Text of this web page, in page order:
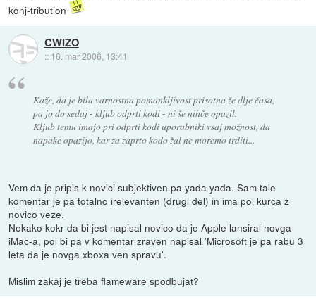
konj-tribution
CWIZO
:: 16. mar 2006, 13:41
Kaže, da je bila varnostna pomankljivost prisotna že dlje časa,
pa jo do sedaj - kljub odprti kodi - ni še nihče opazil.
Kljub temu imajo pri odprti kodi uporabniki vsaj možnost, da
napake opazijo, kar za zaprto kodo žal ne moremo trditi...
Vem da je pripis k novici subjektiven pa yada yada. Sam tale
komentar je pa totalno irelevanten (drugi del) in ima pol kurca z
novico veze.
Nekako kokr da bi jest napisal novico da je Apple lansiral novga
iMac-a, pol bi pa v komentar zraven napisal 'Microsoft je pa rabu 3
leta da je novga xboxa ven spravu'.
Mislim zakaj je treba flameware spodbujat?